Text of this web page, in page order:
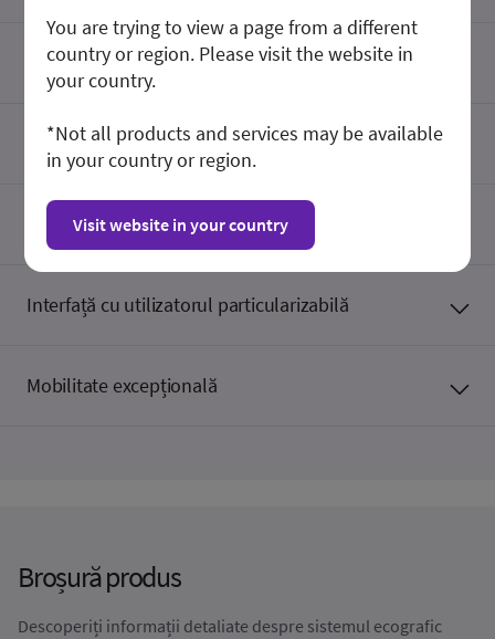
Monitor LCD de 21,5"
Interfață cu operatorul excelentă
Silențios și economic
Interfață cu utilizatorul particularizabilă
Mobilitate excepțională
Broșură produs
Descoperiți informații detaliate despre sistemul ecografic
You are trying to view a page from a different
country or region. Please visit the website in
your country.
*Not all products and services may be available
in your country or region.
Visit website in your country